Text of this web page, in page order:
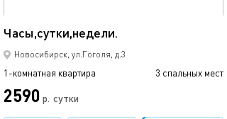
Часы,сутки,недели.
Новосибирск, ул.Гоголя, д.3
1-комнатная квартира 3 спальных мест
2590 р. сутки